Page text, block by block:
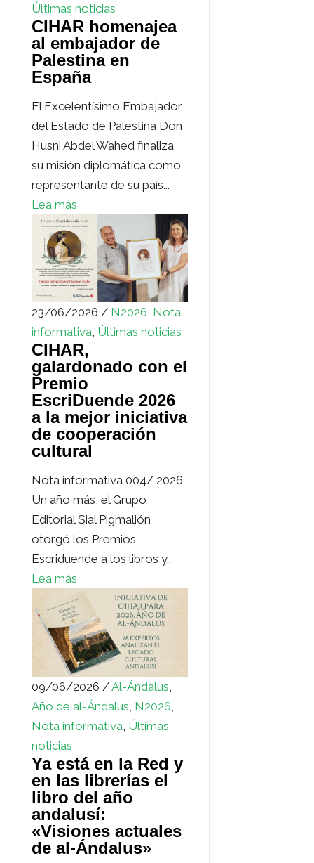
Últimas noticias
CIHAR homenajea
al embajador de
Palestina en
España
El Excelentísimo Embajador
del Estado de Palestina Don
Husni Abdel Wahed finaliza
su misión diplomática como
representante de su país...
Lea más
23/06/2026 / N2026, Nota
informativa, Últimas noticias
CIHAR,
galardonado con el
Premio
EscriDuende 2026
a la mejor iniciativa
de cooperación
cultural
Nota informativa 004/ 2026
Un año más, el Grupo
Editorial Sial Pigmalión
otorgó los Premios
Escriduende a los libros y...
Lea más
09/06/2026 /Al-Ándalus,
Año de al-Ándalus, N2026,
Nota informativa, Últimas
noticias
Ya está en la Red y
en las librerías el
libro del año
andalusí:
«Visiones actuales
de al-Ándalus»